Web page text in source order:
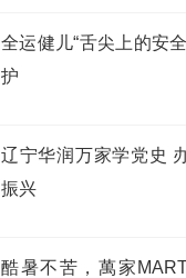
全运健儿“舌尖上的安
护
辽宁华润万家学党史
振兴
酷暑不苦，萬家